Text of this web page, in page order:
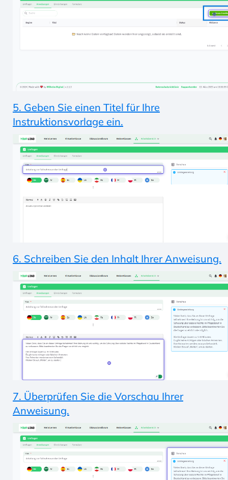
5. Geben Sie einen Titel für Ihre
Instruktionsvorlage ein.
6. Schreiben Sie den Inhalt Ihrer Anweisung.
7. Überprüfen Sie die Vorschau Ihrer
Anweisung.